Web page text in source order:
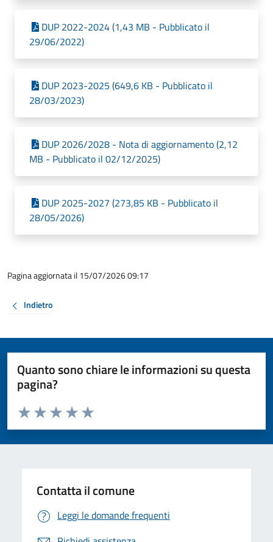
DUP 2022-2024 (1,43 MB - Pubblicato il
29/06/2022)
DUP 2023-2025 (649,6 KB - Pubblicato il
28/03/2023)
DUP 2026/2028 - Nota di aggiornamento (2,12
MB - Pubblicato il 02/12/2025)
DUP 2025-2027 (273,85 KB - Pubblicato il
28/05/2026)
Pagina aggiornata il 15/07/2026 09:17
Indietro
Quanto sono chiare le informazioni su questa
pagina?
Valuta da 1 a 5 stelle la pagina
Valuta 5 stelle su 5
Valuta 4 stelle su 5
Valuta 3 stelle su 5
Valuta 2 stelle su 5
Valuta 1 stelle su 5
Contatta il comune
Leggi le domande frequenti